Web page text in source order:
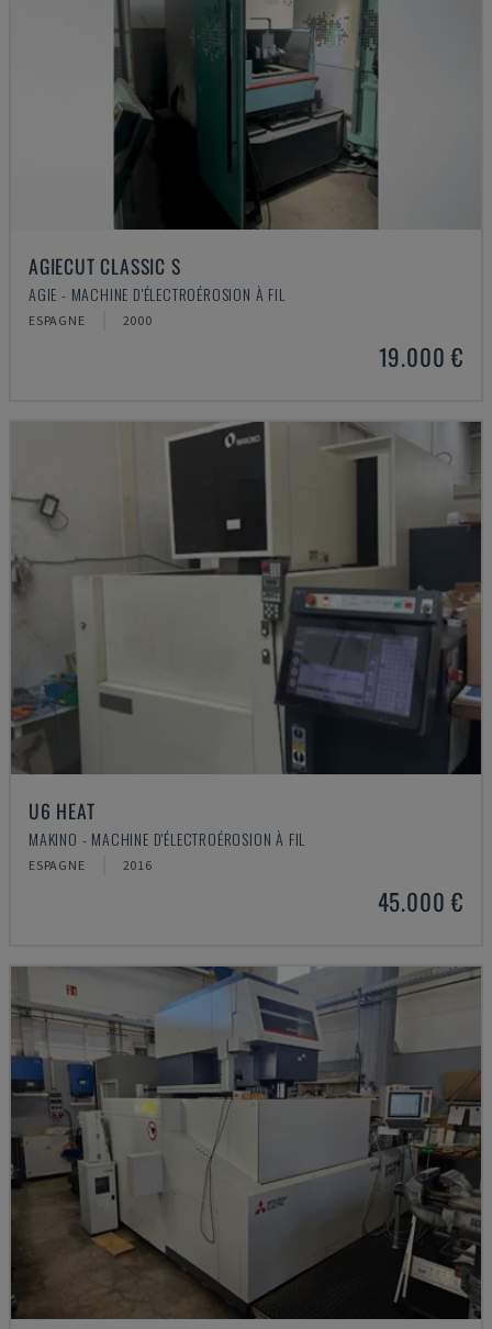
AGIECUT CLASSIC S
AGIE - MACHINE D'ÉLECTROÉROSION À FIL
ESPAGNE 2000
19.000 €
U6 HEAT
MAKINO - MACHINE D'ÉLECTROÉROSION À FIL
ESPAGNE 2016
45.000 €